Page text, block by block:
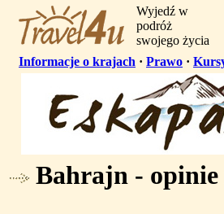
Wyjedź w
podróż
swojego życia
Informacje o krajach · Prawo ·
Bahrajn -